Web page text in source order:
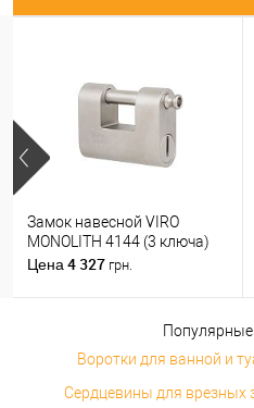
Замок навесной VIRO
MONOLITH 4144 (3 ключа)
Цена 4 327 грн.
Воротки для ванной и
Сердцевины для врезных